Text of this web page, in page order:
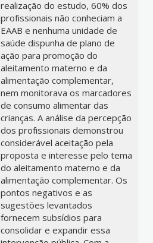
realização do estudo, 60% dos
profissionais não conheciam a
EAAB e nenhuma unidade de
saúde dispunha de plano de
ação para promoção do
aleitamento materno e da
alimentação complementar,
nem monitorava os marcadores
de consumo alimentar das
crianças. A análise da percepção
dos profissionais demonstrou
considerável aceitação pela
proposta e interesse pelo tema
do aleitamento materno e da
alimentação complementar. Os
pontos negativos e as
sugestões levantados
fornecem subsídios para
consolidar e expandir essa